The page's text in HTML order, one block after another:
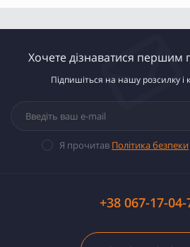
Хочете дізнаватися першим
Підпишіться на нашу розсилку і
Я прочитав Політика безпеки
+38 067-17-04-